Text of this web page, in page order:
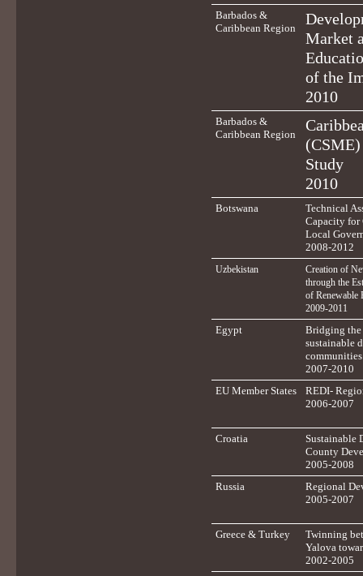
Barbados &
Caribbean Region
Market
of the
2010
Barbados &
Caribbean Region
Study
2010
Botswana
Technical
Capacity
Local
2008-2012
Uzbekistan
Creation of
through the
of Renewable
2009-2011
Egypt
Bridging the
sustainable
communities
2007-2010
EU Member States
REDI-
2006-2007
Croatia
Sustainable
County
2005-2008
Russia
Regional
2005-2007
Greece & Turkey
Twinning
Yalova
2002-2005